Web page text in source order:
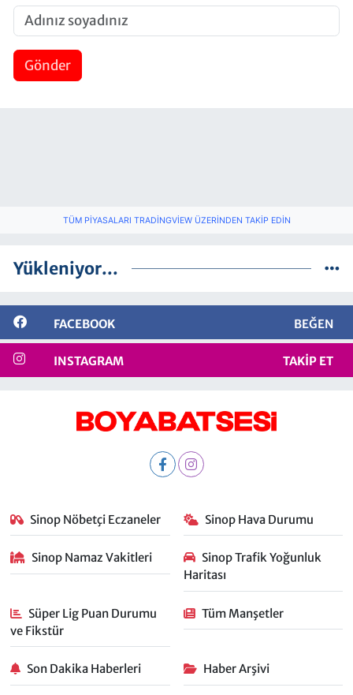
Gönder
TÜM PIYASALARI TRADINGVIEW ÜZERINDEN TAKIP EDIN
Yükleniyor...
FACEBOOK BEĞEN
INSTAGRAM TAKIP ET
Sinop Nöbetçi Eczaneler Sinop Hava Durumu
Sinop Namaz Vakitleri
Sinop Trafik Yoğunluk
Haritası
Süper Lig Puan Durumu
ve Fikstür
Tüm Manşetler
Son Dakika Haberleri Haber Arşivi